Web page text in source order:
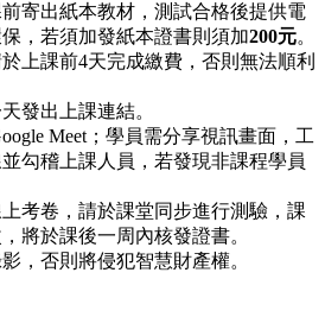
寄出紙本教材，測試合格後提供電
，若須加發紙本證書則須加200元。
上課前4天完成繳費，否則無法順利
發出上課連結。
Meet；學員需分享視訊畫面，工
勾稽上課人員，若發現非課程學員
考卷，請於課堂同步進行測驗，課
將於課後一周內核發證書。
，否則將侵犯智慧財產權。